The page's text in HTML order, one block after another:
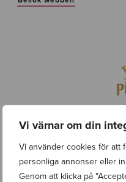
Vi värnar om din
Vi använder cookies för att
personliga annonser eller
Genom att klicka på
5/5 samarbete med